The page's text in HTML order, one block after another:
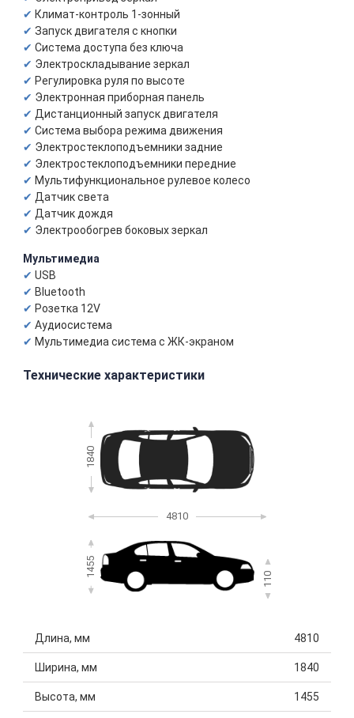
Климат-контроль 1-зонный
Запуск двигателя с кнопки
Система доступа без ключа
Электроскладывание зеркал
Регулировка руля по высоте
Электронная приборная панель
Дистанционный запуск двигателя
Система выбора режима движения
Электростеклоподъемники задние
Электростеклоподъемники передние
Мультифункциональное рулевое колесо
Датчик света
Датчик дождя
Электрообогрев боковых зеркал
Мультимедиа
USB
Bluetooth
Розетка 12V
Аудиосистема
Мультимедиа система с ЖК-экраном
Технические характеристики
1840
4810
1455
110
Длина, мм 4810
Ширина, мм 1840
Высота, мм 1455